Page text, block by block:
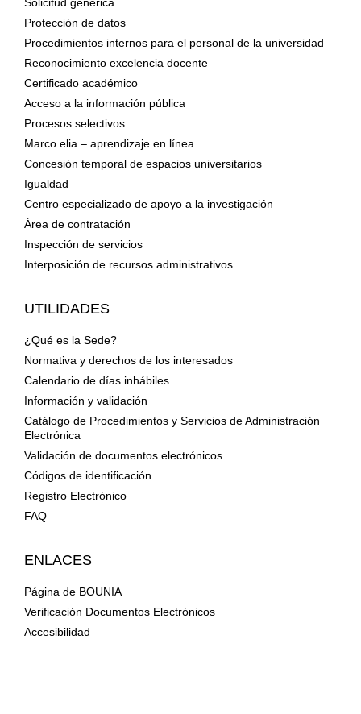
Protección de datos
Procedimientos internos para el personal de la universidad
Reconocimiento excelencia docente
Certificado académico
Acceso a la información pública
Procesos selectivos
Marco elia – aprendizaje en línea
Concesión temporal de espacios universitarios
Igualdad
Centro especializado de apoyo a la investigación
Área de contratación
Inspección de servicios
Interposición de recursos administrativos
UTILIDADES
¿Qué es la Sede?
Normativa y derechos de los interesados
Calendario de días inhábiles
Información y validación
Catálogo de Procedimientos y Servicios de Administración
Electrónica
Validación de documentos electrónicos
Códigos de identificación
Registro Electrónico
FAQ
ENLACES
Página de BOUNIA
Verificación Documentos Electrónicos
Accesibilidad